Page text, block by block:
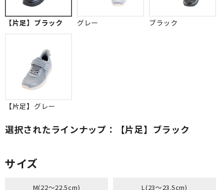
【片足】ブラック グレー ブラック
【片足】グレー
選択されたラインナップ：【片足】ブラック
サイズ
M(22～22.5cm) L(23～23.5cm)